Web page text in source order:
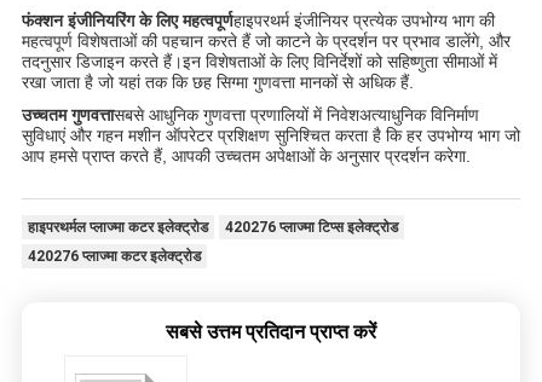
फंक्शन इंजीनियरिंग के लिए महत्वपूर्णहाइपरथर्म इंजीनियर प्रत्येक उपभोग्य भाग की
महत्वपूर्ण विशेषताओं की पहचान करते हैं जो काटने के प्रदर्शन पर प्रभाव डालेंगे, और
तदनुसार डिजाइन करते हैं।इन विशेषताओं के लिए विनिर्देशों को सहिष्णुता सीमाओं में
रखा जाता है जो यहां तक कि छह सिग्मा गुणवत्ता मानकों से अधिक हैं.
उच्चतम गुणवत्तासबसे आधुनिक गुणवत्ता प्रणालियों में निवेशअत्याधुनिक विनिर्माण
सुविधाएं और गहन मशीन ऑपरेटर प्रशिक्षण सुनिश्चित करता है कि हर उपभोग्य भाग जो
आप हमसे प्राप्त करते हैं, आपकी उच्चतम अपेक्षाओं के अनुसार प्रदर्शन करेगा.
हाइपरथर्मल प्लाज्मा कटर इलेक्ट्रोड
420276 प्लाज्मा टिप्स इलेक्ट्रोड
420276 प्लाज्मा कटर इलेक्ट्रोड
सबसे उत्तम प्रतिदान प्राप्त करें